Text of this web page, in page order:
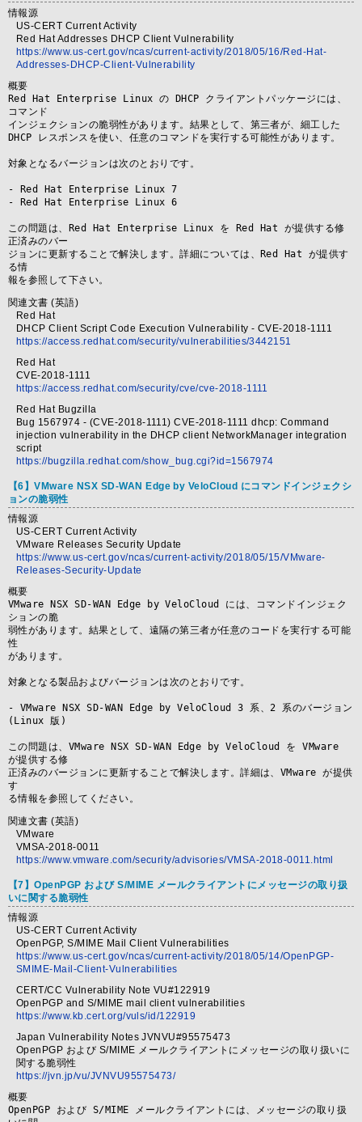
情報源
US-CERT Current Activity
Red Hat Addresses DHCP Client Vulnerability
https://www.us-cert.gov/ncas/current-activity/2018/05/16/Red-Hat-
Addresses-DHCP-Client-Vulnerability
概要
Red Hat Enterprise Linux の DHCP クライアントパッケージには、
コマンド
インジェクションの脆弱性があります。結果として、第三者が、細工した
DHCP レスポンスを使い、任意のコマンドを実行する可能性があります。
対象となるバージョンは次のとおりです。
- Red Hat Enterprise Linux 7
- Red Hat Enterprise Linux 6
この問題は、Red Hat Enterprise Linux を Red Hat が提供する修
正済みのバー
ジョンに更新することで解決します。詳細については、Red Hat が提供す
る情
報を参照して下さい。
関連文書 (英語)
Red Hat
DHCP Client Script Code Execution Vulnerability - CVE-2018-1111
https://access.redhat.com/security/vulnerabilities/3442151
Red Hat
CVE-2018-1111
https://access.redhat.com/security/cve/cve-2018-1111
Red Hat Bugzilla
Bug 1567974 - (CVE-2018-1111) CVE-2018-1111 dhcp: Command
injection vulnerability in the DHCP client NetworkManager integration
script
https://bugzilla.redhat.com/show_bug.cgi?id=1567974
【6】VMware NSX SD-WAN Edge by VeloCloud にコマンドインジェクシ
ョンの脆弱性
情報源
US-CERT Current Activity
VMware Releases Security Update
https://www.us-cert.gov/ncas/current-activity/2018/05/15/VMware-
Releases-Security-Update
概要
VMware NSX SD-WAN Edge by VeloCloud には、コマンドインジェク
ションの脆
弱性があります。結果として、遠隔の第三者が任意のコードを実行する可能
性
があります。
対象となる製品およびバージョンは次のとおりです。
- VMware NSX SD-WAN Edge by VeloCloud 3 系、2 系のバージョン
(Linux 版)
この問題は、VMware NSX SD-WAN Edge by VeloCloud を VMware
が提供する修
正済みのバージョンに更新することで解決します。詳細は、VMware が提供
す
る情報を参照してください。
関連文書 (英語)
VMware
VMSA-2018-0011
https://www.vmware.com/security/advisories/VMSA-2018-0011.html
【7】OpenPGP および S/MIME メールクライアントにメッセージの取り扱
いに関する脆弱性
情報源
US-CERT Current Activity
OpenPGP, S/MIME Mail Client Vulnerabilities
https://www.us-cert.gov/ncas/current-activity/2018/05/14/OpenPGP-
SMIME-Mail-Client-Vulnerabilities
CERT/CC Vulnerability Note VU#122919
OpenPGP and S/MIME mail client vulnerabilities
https://www.kb.cert.org/vuls/id/122919
Japan Vulnerability Notes JVNVU#95575473
OpenPGP および S/MIME メールクライアントにメッセージの取り扱いに
関する脆弱性
https://jvn.jp/vu/JVNVU95575473/
概要
OpenPGP および S/MIME メールクライアントには、メッセージの取り扱